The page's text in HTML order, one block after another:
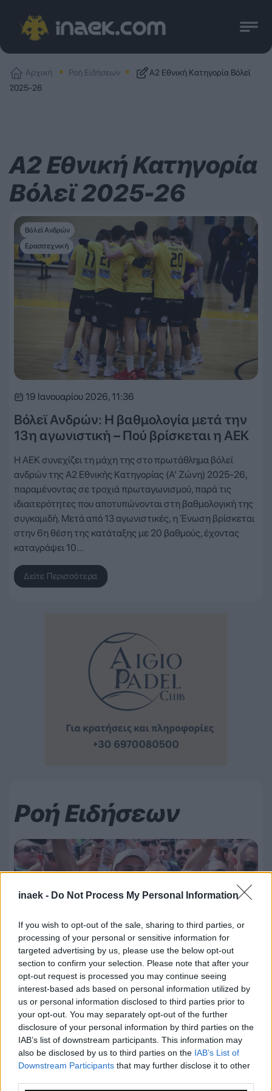
inaek - Do Not Process My Personal Information
If you wish to opt-out of the sale, sharing to third parties, or
processing of your personal or sensitive information for
targeted advertising by us, please use the below opt-out
section to confirm your selection. Please note that after your
opt-out request is processed you may continue seeing
interest-based ads based on personal information utilized by
us or personal information disclosed to third parties prior to
your opt-out. You may separately opt-out of the further
disclosure of your personal information by third parties on the
IAB’s list of downstream participants. This information may
also be disclosed by us to third parties on the IAB’s List of
Downstream Participants that may further disclose it to other
Αρχική Ροή Ειδήσεων
Α2 Εθνική Κατηγορία Βόλεϊ
2025-26
Α2 Εθνική Κατηγορία
Βόλεϊ 2025-26
Βόλεϊ Ανδρών
Ερασιτεχνική
19 Ιανουαρίου 2026, 11:36
Βόλεϊ Ανδρών: Η βαθμολογία μετά την
13η αγωνιστική – Πού βρίσκεται η ΑΕΚ
Η ΑΕΚ συνεχίζει τη μάχη της στο πρωτάθλημα βόλεϊ
ανδρών της Α2 Εθνικής Κατηγορίας (Α’ Ζώνη) 2025-26,
παραμένοντας σε τροχιά πρωταγωνισμού, παρά τις
ιδιαιτερότητες που αποτυπώνονται στη βαθμολογική της
συγκομιδή. Μετά από 13 αγωνιστικές, η Ένωση βρίσκεται
στην 6η θέση της κατάταξης με 20 βαθμούς, έχοντας
καταγράψει 10…
Δείτε Περισσότερα
Ροή Ειδήσεων
10.08.2026, 23:21
Τρέλα» στην Τραπεζούντα με 18.000 διαρκείας και
100.000 φανέλες